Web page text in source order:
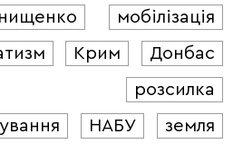
мобілізація
Крим
Донбас
розсилка
НАБУ
земля